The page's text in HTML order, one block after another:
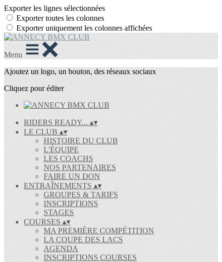
Exporter les lignes sélectionnées
Exporter toutes les colonnes
Exporter uniquement les colonnes affichées
Menu
Ajoutez un logo, un bouton, des réseaux sociaux
Cliquez pour éditer
RIDERS READY... ▴▾
LE CLUB ▴▾
HISTOIRE DU CLUB
L'ÉQUIPE
LES COACHS
NOS PARTENAIRES
FAIRE UN DON
ENTRAÎNEMENTS ▴▾
GROUPES & TARIFS
INSCRIPTIONS
STAGES
COURSES ▴▾
MA PREMIÈRE COMPÉTITION
LA COUPE DES LACS
AGENDA
INSCRIPTIONS COURSES